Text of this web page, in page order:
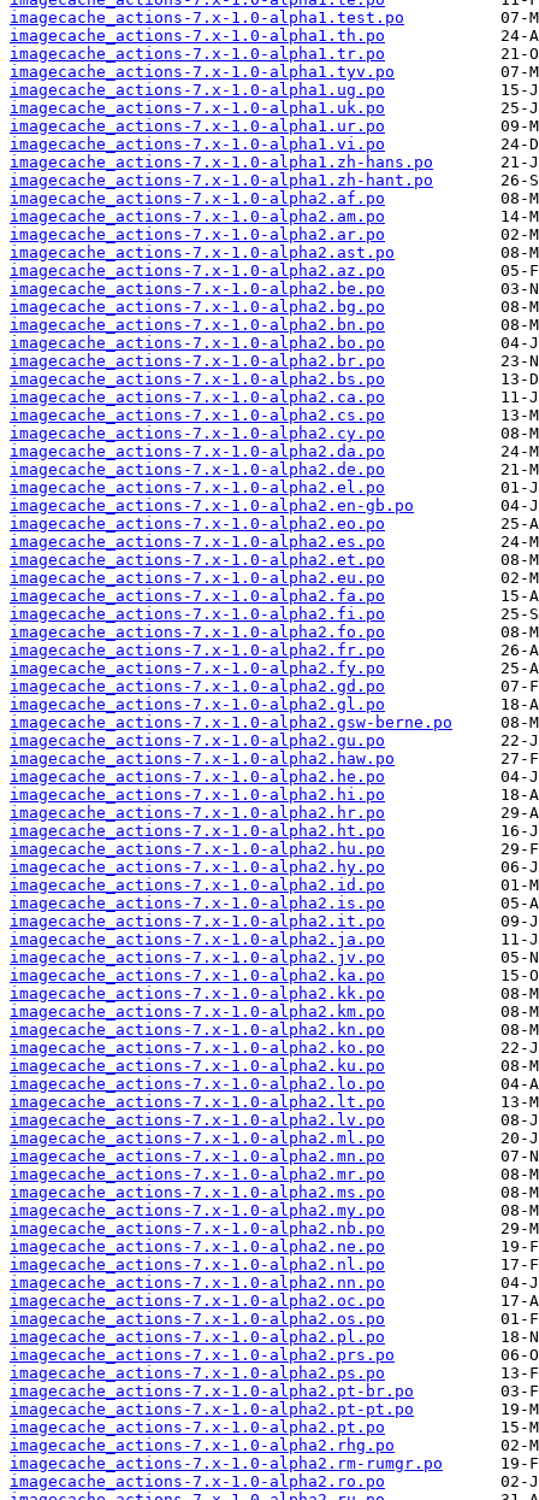
imagecache_actions-7.x-1.0-alpha1.test.po
imagecache_actions-7.x-1.0-alpha1.th.po
imagecache_actions-7.x-1.0-alpha1.tr.po
imagecache_actions-7.x-1.0-alpha1.tyv.po
imagecache_actions-7.x-1.0-alpha1.ug.po
imagecache_actions-7.x-1.0-alpha1.uk.po
imagecache_actions-7.x-1.0-alpha1.ur.po
imagecache_actions-7.x-1.0-alpha1.vi.po
imagecache_actions-7.x-1.0-alpha1.zh-hans.po
imagecache_actions-7.x-1.0-alpha1.zh-hant.po
imagecache_actions-7.x-1.0-alpha2.af.po
imagecache_actions-7.x-1.0-alpha2.am.po
imagecache_actions-7.x-1.0-alpha2.ar.po
imagecache_actions-7.x-1.0-alpha2.ast.po
imagecache_actions-7.x-1.0-alpha2.az.po
imagecache_actions-7.x-1.0-alpha2.be.po
imagecache_actions-7.x-1.0-alpha2.bg.po
imagecache_actions-7.x-1.0-alpha2.bn.po
imagecache_actions-7.x-1.0-alpha2.bo.po
imagecache_actions-7.x-1.0-alpha2.br.po
imagecache_actions-7.x-1.0-alpha2.bs.po
imagecache_actions-7.x-1.0-alpha2.ca.po
imagecache_actions-7.x-1.0-alpha2.cs.po
imagecache_actions-7.x-1.0-alpha2.cy.po
imagecache_actions-7.x-1.0-alpha2.da.po
imagecache_actions-7.x-1.0-alpha2.de.po
imagecache_actions-7.x-1.0-alpha2.el.po
imagecache_actions-7.x-1.0-alpha2.en-gb.po
imagecache_actions-7.x-1.0-alpha2.eo.po
imagecache_actions-7.x-1.0-alpha2.es.po
imagecache_actions-7.x-1.0-alpha2.et.po
imagecache_actions-7.x-1.0-alpha2.eu.po
imagecache_actions-7.x-1.0-alpha2.fa.po
imagecache_actions-7.x-1.0-alpha2.fi.po
imagecache_actions-7.x-1.0-alpha2.fo.po
imagecache_actions-7.x-1.0-alpha2.fr.po
imagecache_actions-7.x-1.0-alpha2.fy.po
imagecache_actions-7.x-1.0-alpha2.gd.po
imagecache_actions-7.x-1.0-alpha2.gl.po
imagecache_actions-7.x-1.0-alpha2.gsw-berne.po
imagecache_actions-7.x-1.0-alpha2.gu.po
imagecache_actions-7.x-1.0-alpha2.haw.po
imagecache_actions-7.x-1.0-alpha2.he.po
imagecache_actions-7.x-1.0-alpha2.hi.po
imagecache_actions-7.x-1.0-alpha2.hr.po
imagecache_actions-7.x-1.0-alpha2.ht.po
imagecache_actions-7.x-1.0-alpha2.hu.po
imagecache_actions-7.x-1.0-alpha2.hy.po
imagecache_actions-7.x-1.0-alpha2.id.po
imagecache_actions-7.x-1.0-alpha2.is.po
imagecache_actions-7.x-1.0-alpha2.it.po
imagecache_actions-7.x-1.0-alpha2.ja.po
imagecache_actions-7.x-1.0-alpha2.jv.po
imagecache_actions-7.x-1.0-alpha2.ka.po
imagecache_actions-7.x-1.0-alpha2.kk.po
imagecache_actions-7.x-1.0-alpha2.km.po
imagecache_actions-7.x-1.0-alpha2.kn.po
imagecache_actions-7.x-1.0-alpha2.ko.po
imagecache_actions-7.x-1.0-alpha2.ku.po
imagecache_actions-7.x-1.0-alpha2.lo.po
imagecache_actions-7.x-1.0-alpha2.lt.po
imagecache_actions-7.x-1.0-alpha2.lv.po
imagecache_actions-7.x-1.0-alpha2.ml.po
imagecache_actions-7.x-1.0-alpha2.mn.po
imagecache_actions-7.x-1.0-alpha2.mr.po
imagecache_actions-7.x-1.0-alpha2.ms.po
imagecache_actions-7.x-1.0-alpha2.my.po
imagecache_actions-7.x-1.0-alpha2.nb.po
imagecache_actions-7.x-1.0-alpha2.ne.po
imagecache_actions-7.x-1.0-alpha2.nl.po
imagecache_actions-7.x-1.0-alpha2.nn.po
imagecache_actions-7.x-1.0-alpha2.oc.po
imagecache_actions-7.x-1.0-alpha2.os.po
imagecache_actions-7.x-1.0-alpha2.pl.po
imagecache_actions-7.x-1.0-alpha2.prs.po
imagecache_actions-7.x-1.0-alpha2.ps.po
imagecache_actions-7.x-1.0-alpha2.pt-br.po
imagecache_actions-7.x-1.0-alpha2.pt-pt.po
imagecache_actions-7.x-1.0-alpha2.pt.po
imagecache_actions-7.x-1.0-alpha2.rhg.po
imagecache_actions-7.x-1.0-alpha2.rm-rumgr.po
imagecache_actions-7.x-1.0-alpha2.ro.po